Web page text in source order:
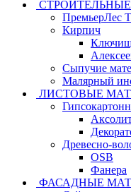
ПремьерЛес
Кирпич
Сыпучие
Малярный
ЛИСТОВЫЕ
Древесно-
OSB
Фанера
ФАСАДНЫЕ